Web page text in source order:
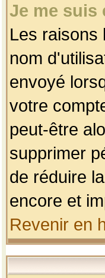
Je me suis
Les raisons
nom
envoyé
votre
peut-être
supprimer
de réduire
encore et
Revenir en